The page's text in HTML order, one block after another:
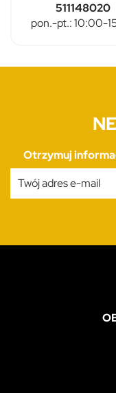
511148020
pon.-pt.: 10:00-
Otrzymuj